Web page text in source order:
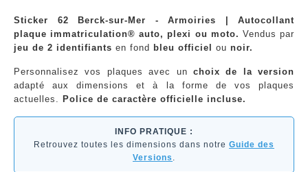
Sticker 62 Berck-sur-Mer - Armoiries | Autocollant
plaque immatriculation® auto, plexi ou moto. Vendus par
jeu de 2 identifiants en fond bleu officiel ou noir.
Personnalisez vos plaques avec un choix de la version
adapté aux dimensions et à la forme de vos plaques
actuelles. Police de caractère officielle incluse.
INFO PRATIQUE :
Retrouvez toutes les dimensions dans notre Guide des
Versions .